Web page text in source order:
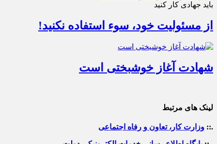
باید جهادی کار کنید
از مسئولیت خود، سوء استفاده نکنید!
شهادت آغاز خوشبختی است
لینک های مرتبط
.:: وزارت کار، تعاون و رفاه اجتماعی